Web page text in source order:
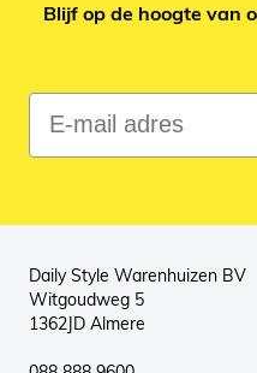
Blijf op de hoogte van
E-mail adres
Daily Style Warenhuizen BV
Witgoudweg 5
1362JD Almere